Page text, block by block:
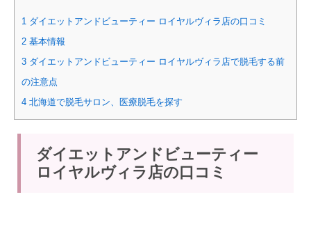
1 ダイエットアンドビューティー ロイヤルヴィラ店の口コミ
2 基本情報
3 ダイエットアンドビューティー ロイヤルヴィラ店で脱毛する前
の注意点
4 北海道で脱毛サロン、医療脱毛を探す
ダイエットアンドビューティー
ロイヤルヴィラ店の口コミ